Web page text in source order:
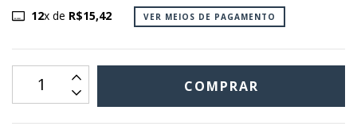
12x de R$15,42 VER MEIOS DE PAGAMENTO